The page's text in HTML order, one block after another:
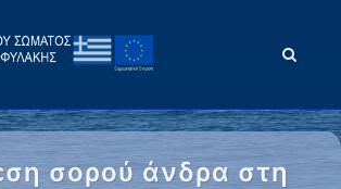
σορού άνδρα στη